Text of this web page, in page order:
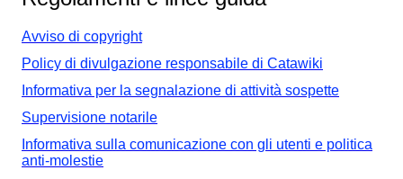
Avviso di copyright
Policy di divulgazione responsabile di Catawiki
Informativa per la segnalazione di attività sospette
Supervisione notarile
Informativa sulla comunicazione con gli utenti e politica
anti-molestie